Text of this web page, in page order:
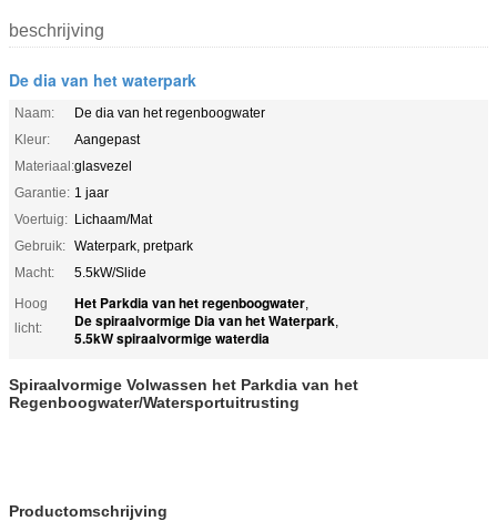
beschrijving
De dia van het waterpark
Naam:
De dia van het regenboogwater
Kleur:
Aangepast
Materiaal:glasvezel
Garantie: 1 jaar
Voertuig: Lichaam/Mat
Gebruik: Waterpark, pretpark
Macht:
5.5kW/Slide
Hoog
licht:
Het Parkdia van het regenboogwater,
De spiraalvormige Dia van het Waterpark,
5.5kW spiraalvormige waterdia
Spiraalvormige Volwassen het Parkdia van het
Regenboogwater/Watersportuitrusting
Productomschrijving